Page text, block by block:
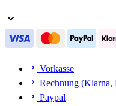
Vorkasse
Rechnung (Klarna,
Paypal